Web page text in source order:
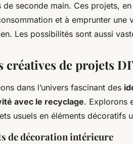
de seconde main. Ces projets,
et à emprunter une
Les possibilités sont aussi
créatives de projets
dans l’univers fascinant des
avec le recyclage. Explorons
usuels en éléments décoratifs
de décoration intérieure